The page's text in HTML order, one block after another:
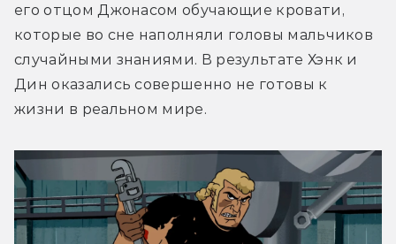
его отцом Джонасом обучающие кровати,
которые во сне наполняли головы мальчиков
случайными знаниями. В результате Хэнк и
Дин оказались совершенно не готовы к
жизни в реальном мире.